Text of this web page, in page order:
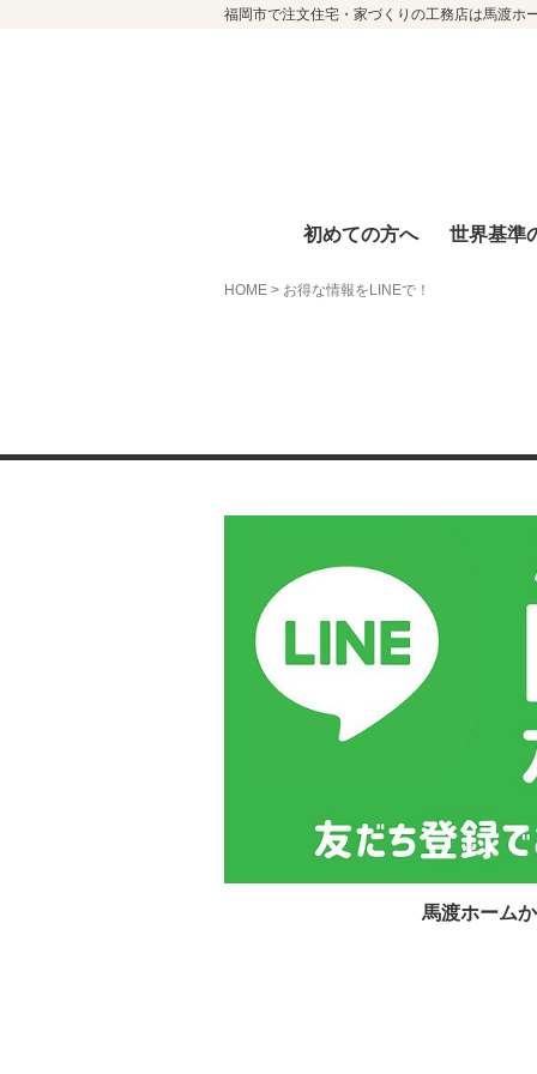
福岡市で注文住宅・家づくりの工務店は馬渡ホ
初めての方へ 世界基準
HOME > お得な情報をLINEで！
馬渡ホーム